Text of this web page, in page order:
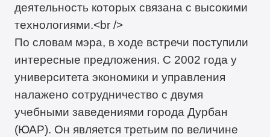
деятельность которых связана с высокими
технологиями.<br />
По словам мэра, в ходе встречи поступили
интересные предложения. С 2002 года у
университета экономики и управления
налажено сотрудничество с двумя
учебными заведениями города Дурбан
(ЮАР). Он является третьим по величине